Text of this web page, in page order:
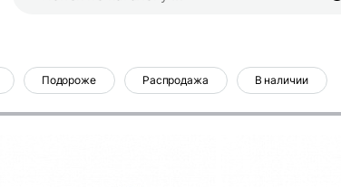
Подороже Распродажа В наличии